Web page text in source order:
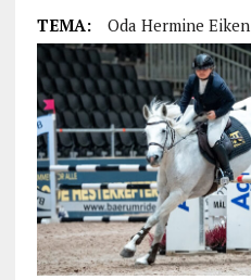
TEMA: Oda Hermine Eiken